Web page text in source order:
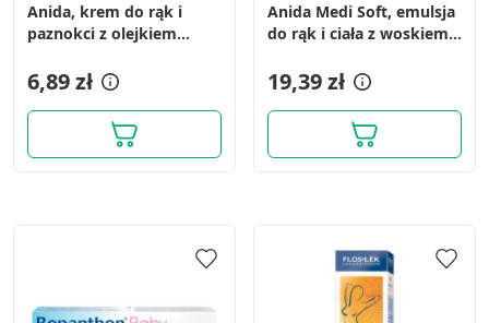
Anida, krem do rąk i
paznokci z olejkiem
6,89 zł
Anida Medi Soft, emulsja
do rąk i ciała z woskiem
500 ml
19,39 zł